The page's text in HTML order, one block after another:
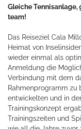
Gleiche Tennisanlage,
team!
Das Reiseziel Cala
Heimat von
wieder einmal als
Anmeldung die
Verbindung mit dem
Rahmenprogramm zu
entwickelten und in
Trainingskonzept
Trainingszeiten und